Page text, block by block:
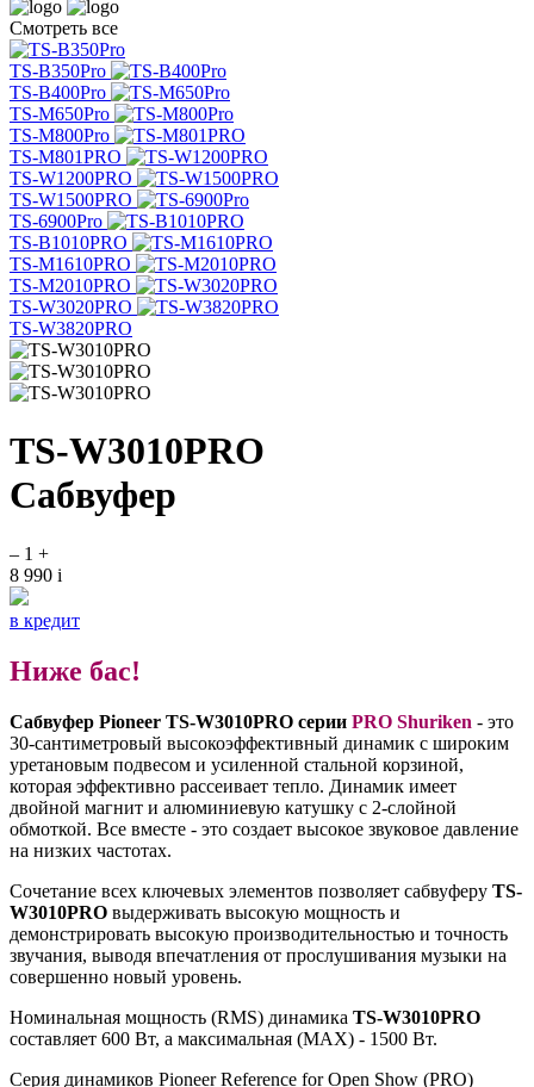
Смотреть все
TS-B350Pro
TS-B400Pro
TS-M650Pro
TS-M800Pro
TS-M801PRO
TS-W1200PRO
TS-W1500PRO
TS-6900Pro
TS-B1010PRO
TS-M1610PRO
TS-M2010PRO
TS-W3020PRO
TS-W3820PRO
TS-W3010PRO
Сабвуфер
– 1 +
8 990 i
в кредит
Ниже бас!
Сабвуфер Pioneer TS-W3010PRO серии PRO Shuriken - это
30-сантиметровый высокоэффективный динамик с широким
уретановым подвесом и усиленной стальной корзиной,
которая эффективно рассеивает тепло. Динамик имеет
двойной магнит и алюминиевую катушку с 2-слойной
обмоткой. Все вместе - это создает высокое звуковое давление
на низких частотах.
Сочетание всех ключевых элементов позволяет сабвуферу TS-
W3010PRO выдерживать высокую мощность и
демонстрировать высокую производительностью и точность
звучания, выводя впечатления от прослушивания музыки на
совершенно новый уровень.
Номинальная мощность (RMS) динамика TS-W3010PRO
составляет 600 Вт, а максимальная (MAX) - 1500 Вт.
Серия динамиков Pioneer Reference for Open Show (PRO)